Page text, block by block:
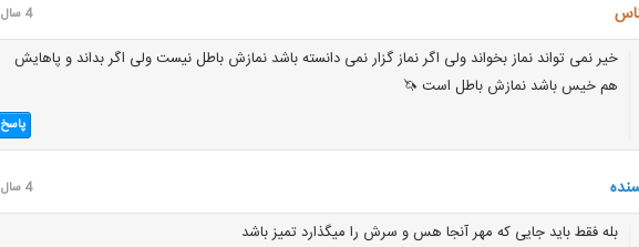
4 سال قبل
خیر نمی تواند نماز بخواند ولی اگر نماز گزار نمی دانسته باشد نمازش باطل نیست ولی اگر بداند و پاهایش
هم خیس باشد نمازش باطل است 🦄
پاسخ
4 سال قبل
بله فقط باید جایی که مهر آنجا هس و سرش را میگذارد تمیز باشد